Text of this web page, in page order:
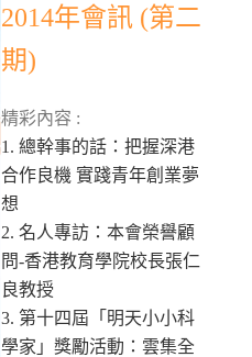
2014年會訊 (第二
期)
精彩內容 :
1. 總幹事的話：把握深港
合作良機 實踐青年創業夢
想
2. 名人專訪：本會榮譽顧
問-香港教育學院校長張仁
良教授
3. 第十四屆「明天小小科
學家」獎勵活動：雲集全